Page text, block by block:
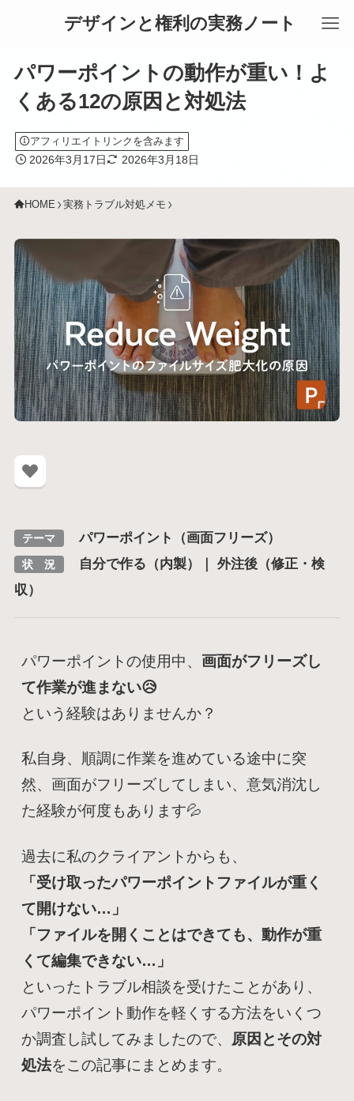
デザインと権利の実務ノート
パワーポイントの動作が重い！よ
くある12の原因と対処法
アフィリエイトリンクを含みます
2026年3月17日 2026年3月18日
HOME 実務トラブル対処メモ
テーマ パワーポイント（画面フリーズ）
状 況
自分で作る（内製）｜ 外注後（修正・検
収）
パワーポイントの使用中、 画面がフリーズし
て作業が進まない😥
という経験はありませんか？
私自身、順調に作業を進めている途中に突
然、画面がフリーズしてしまい、意気消沈し
た経験が何度もあります💦
過去に私のクライアントからも、
「受け取ったパワーポイントファイルが重く
て開けない…」
「ファイルを開くことはできても、動作が重
くて編集できない…」
といったトラブル相談を受けたことがあり、
パワーポイント動作を軽くする方法をいくつ
か調査し試してみましたので、 原因とその対
処法をこの記事にまとめます。